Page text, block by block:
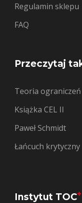
Regulamin sklepu
FAQ
Przeczytaj
Teoria ograniczeń
Książka CEL II
Paweł Schmidt
Łańcuch krytyczny
Instytut TOC+